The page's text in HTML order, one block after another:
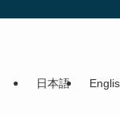
日本語